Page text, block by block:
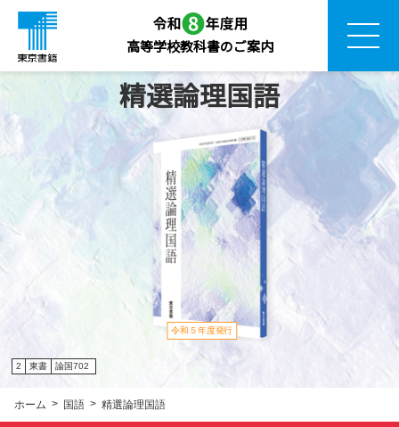
高等学校教科書のご案内
精選論理国語
令和５年度発行
2 東書 論国702
ホーム 国語 精選論理国語